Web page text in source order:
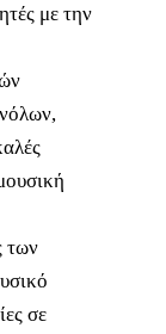
με την
των
σε